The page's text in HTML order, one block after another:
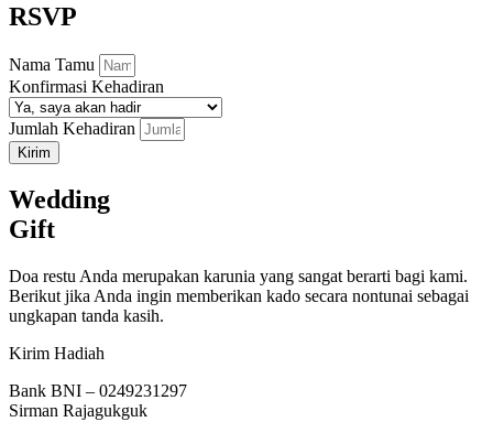
RSVP
Nama Tamu
Konfirmasi Kehadiran
Jumlah Kehadiran
Kirim
Wedding
Gift
Doa restu Anda merupakan karunia yang sangat berarti bagi kami.
Berikut jika Anda ingin memberikan kado secara nontunai sebagai
ungkapan tanda kasih.
Kirim Hadiah
Bank BNI – 0249231297
Sirman Rajagukguk